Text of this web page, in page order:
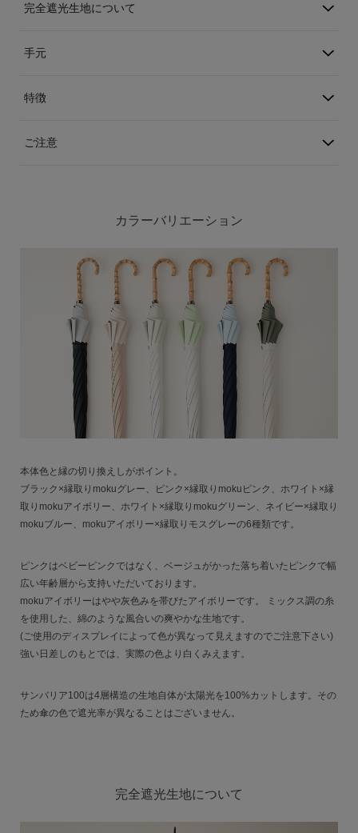
完全遮光生地について
手元
特徴
ご注意
カラーバリエーション
本体色と縁の切り換えしがポイント。
ブラック×縁取りmokuグレー、ピンク×縁取りmokuピンク、ホワイト×縁
取りmokuアイボリー、ホワイト×縁取りmokuグリーン、ネイビー×縁取り
mokuブルー、mokuアイボリー×縁取りモスグレーの6種類です。
ピンクはベビーピンクではなく、ベージュがかった落ち着いたピンクで幅
広い年齢層から支持いただいております。
mokuアイボリーはやや灰色みを帯びたアイボリーです。 ミックス調の糸
を使用した、綿のような風合いの爽やかな生地です。
(ご使用のディスプレイによって色が異なって見えますのでご注意下さい)
強い日差しのもとでは、実際の色より白くみえます。
サンバリア100は4層構造の生地自体が太陽光を100%カットします。その
ため傘の色で遮光率が異なることはございません。
完全遮光生地について